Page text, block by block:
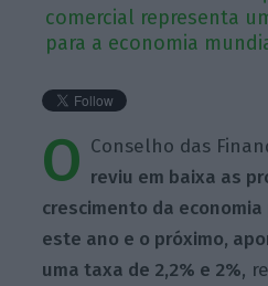
comercial representa
para a economia
O Conselho das
reviu em baixa as
crescimento da
este ano e o próximo,
uma taxa de 2,2% e 2%,